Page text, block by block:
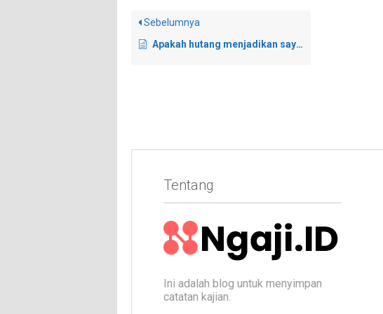
Sebelumnya
Apakah hutang menjadikan saya masuk neraka?
Tentang
Ini adalah blog untuk menyimpan
catatan kajian.